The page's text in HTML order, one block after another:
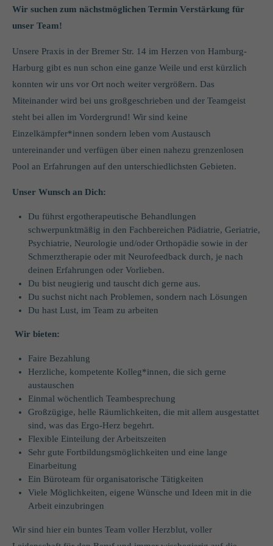
info@yourdomain.com
Aenean commodo ligula eget dolor. Aenean massa. Cum sociis
natoque penatibus et magnis dis parturient montes, nascetur
Wir suchen zum nächstmöglichen Termin Verstärkung für
unser Team!
Unsere Praxis in der Bremer Str. 14 im Herzen von Hamburg-
Harburg gibt es nun schon eine ganze Weile und erst kürzlich
konnten wir uns vor Ort noch weiter vergrößern. Das
Miteinander wird bei uns großgeschrieben und der Teamgeist
steht bei allen im Vordergrund! Wir sind keine
Einzelkämpfer*innen sondern leben vom Austausch
untereinander und verfügen über einen nahezu grenzenlosen
Pool an Erfahrungen auf den unterschiedlichsten Gebieten.
Unser Wunsch an Dich:
Du führst ergotherapeutische Behandlungen
schwerpunktmäßig in den Fachbereichen Pädiatrie, Geriatrie,
Psychiatrie, Neurologie und/oder Orthopädie sowie in der
Schmerztherapie oder mit Neurofeedback durch, je nach
deinen Erfahrungen oder Vorlieben.
Du bist neugierig und tauscht dich gerne aus.
Du suchst nicht nach Problemen, sondern nach Lösungen
Du hast Lust, im Team zu arbeiten
Wir bieten:
Faire Bezahlung
Herzliche, kompetente Kolleg*innen, die sich gerne
austauschen
Einmal wöchentlich Teambesprechung
Großzügige, helle Räumlichkeiten, die mit allem ausgestattet
sind, was das Ergo-Herz begehrt.
Flexible Einteilung der Arbeitszeiten
Sehr gute Fortbildungsmöglichkeiten und eine lange
Einarbeitung
Ein Büroteam für organisatorische Tätigkeiten
Viele Möglichkeiten, eigene Wünsche und Ideen mit in die
Arbeit einzubringen
Wir sind hier ein buntes Team voller Herzblut, voller